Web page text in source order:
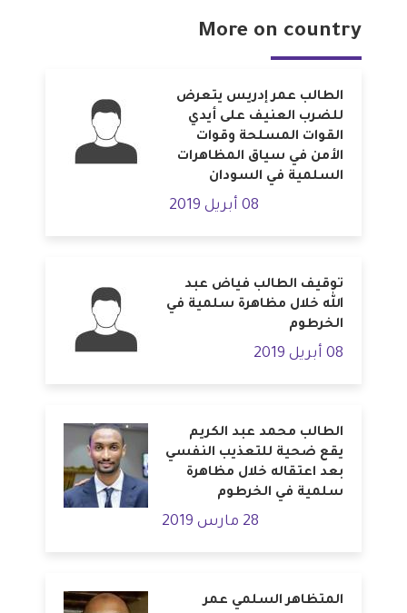
More on country
الطالب عمر إدريس يتعرض
للضرب العنيف على أيدي
القوات المسلحة وقوات
الأمن في سياق المظاهرات
السلمية في السودان
08 أبريل 2019
توقيف الطالب فياض عبد
الله خلال مظاهرة سلمية في
الخرطوم
08 أبريل 2019
الطالب محمد عبد الكريم
يقع ضحية للتعذيب النفسي
بعد اعتقاله خلال مظاهرة
سلمية في الخرطوم
28 مارس 2019
المتظاهر السلمي عمر